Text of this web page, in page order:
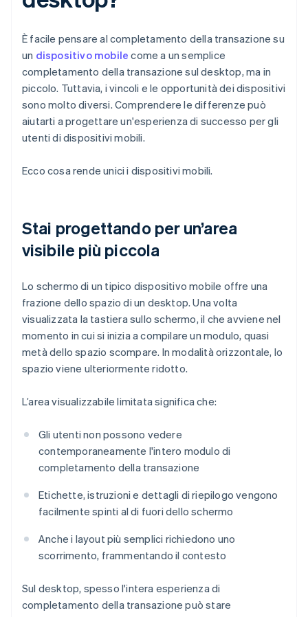
È facile pensare al completamento della transazione su
un dispositivo mobile come a un semplice
completamento della transazione sul desktop, ma in
piccolo. Tuttavia, i vincoli e le opportunità dei dispositivi
sono molto diversi. Comprendere le differenze può
aiutarti a progettare un'esperienza di successo per gli
utenti di dispositivi mobili.
Ecco cosa rende unici i dispositivi mobili.
Stai progettando per un’area
visibile più piccola
Lo schermo di un tipico dispositivo mobile offre una
frazione dello spazio di un desktop. Una volta
visualizzata la tastiera sullo schermo, il che avviene nel
momento in cui si inizia a compilare un modulo, quasi
metà dello spazio scompare. In modalità orizzontale, lo
spazio viene ulteriormente ridotto.
L’area visualizzabile limitata significa che:
Gli utenti non possono vedere
contemporaneamente l'intero modulo di
completamento della transazione
Etichette, istruzioni e dettagli di riepilogo vengono
facilmente spinti al di fuori dello schermo
Anche i layout più semplici richiedono uno
scorrimento, frammentando il contesto
Sul desktop, spesso l'intera esperienza di
completamento della transazione può stare